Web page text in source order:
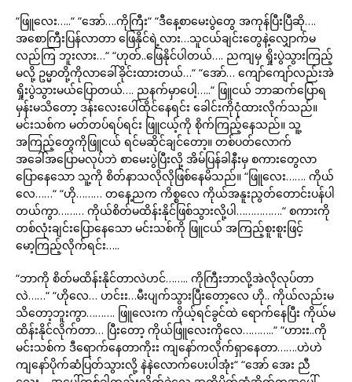
“ဖြူလေး…..“ “အော်….ကိုကြီး“ “ဒီနေ့စာမေးပွဲတွေ အကုန်ပြီးပြီဆို….
အစောကြီးပြန်လာတာ ဖြေနိုင်ရဲ့လား…သူငယ်ချင်းတွေနဲ့လျှောက်မ
လည်ကြ ဘူးလား…“ “ဟုတ်..ဖြေနိုင်ပါတယ်…. ညကျမှ ရှိုးပွဲသွားကြည့်
မလို့ ဥမ္မာတို့ကိုလာခေါ်ခိုင်းထားတယ်…“ “အော်… ကျော်ကျော်လည်းအဲ
ရှိုးပွဲသွားမယ်ပြောတယ်…. ညနက်မှာပေါ့…..“ ဖြူငယ် ဘာဆက်ပြောရ
မှန်းမသိတော့ ဒန်းလေးပေါ်ထိုင်နေရင်း ခေါင်းကိုငုံထားလိုက်သည်။
မင်းသစ်က မတ်တပ်ရပ်ရင်း ဖြူငယ့်ကို စိုက်ကြည့်နေသည်။ သူ့
အကြည့်တွေကိုဖြူငယ် ရင်မဆိုင်ချင်တော့။ တစ်ပတ်လောက်
အခေါ်အပြောမလုပ်ဘဲ စာမေးပွဲပြီးလို့ အိမ်ပြန်ခါနီးမှ စကားတွေလာ
ပြောနေသော သူ့ကို စိတ်နာသလိုလိုဖြစ်နေမိသည်။ “ဖြူလေး……. ကိုယ်
လေ……“ “ဟို……… တနေ့ညက ကိစ္စလေ ကိုယ်အနူးညွတ်တောင်းပန်ပါ
တယ်ကွာ……… ကိုယ်စိတ်မထိန်းနိုင်ဖြစ်သွားလို့ပါ…………….“ စကားကို
တစ်လုံးချင်းပြောနေသော မင်းသစ်ကို ဖြူငယ် အကြည့်စူးစူးဖြင့်
မော့ကြည့်လိုက်ရင်း…..
“ဘာကို စိတ်မထိန်းနိုင်တာလဲဟင်…….. ကိုကြီးဘာလို့အဲလိုလုပ်တာ
လဲ……“ “ဟိုလေ… ဟင်းး…မီးပျက်သွားပြီးတော့လေ ဟို.. ကိုယ်လည်းမ
သိတော့ဘူးကွာ………. ဖြူလေးက ကိုယ့်ရင်ခွင်ထဲ ရောက်နေပြီး ကိုယ်မ
ထိန်းနိုင်လိုက်တာ… ပြီးတော့ ကိုယ်ဖြူလေးကိုလေ………..“ “ဟားး..ကို
မင်းသစ်က ဒီရောက်နေတာကိုးး ကျနော်ကလိုက်ရှာနေတာ…….ဟဲဟဲ
ကျနော်ပိုက်ဆံပြတ်သွားလို့ နဲနဲလောက်ပေးပါအုံး“ “အော် အေး ညီ